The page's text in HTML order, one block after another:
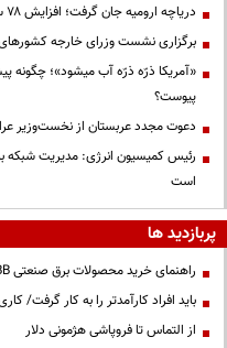
دریاچه ارومیه جان گرفت؛ افزایش ۷۸ سانتی‌متری تراز
برگزاری نشست وزرای خارجه
«آمریکا ذرّه ذرّه آب میشود»؛ چگونه
پیوست؟
دعوت مجدد عربستان از نخست‌وزیر
رئیس کمیسیون انرژی: مدیریت شبکه
است
پربازدید ها
راهنمای خرید محصولات برق صنعتی ABB
باید افراد کارآمدتر را به کار
از التماس تا فروپاشی هژمونی دلار